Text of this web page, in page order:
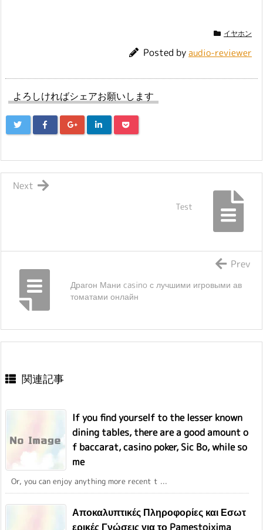
イヤホン
Posted byaudio-reviewer
よろしければシェアお願いします
Test
Next
Драгон Мани casino с лучшими игровыми ав
томатами онлайн
Prev
関連記事
If you find yourself to the lesser known
dining tables, there are a good amount o
f baccarat, casino poker, Sic Bo, while so
me
Or, you can enjoy anything more recent t ...
Αποκαλυπτικές Πληροφορίες και Εσωτ
ερικές Γνώσεις για το Pamestoixima